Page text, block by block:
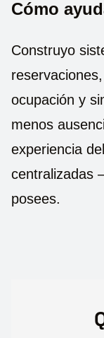
Cómo
Construyo
ocupación y
menos
experiencia
centralizadas
posees.